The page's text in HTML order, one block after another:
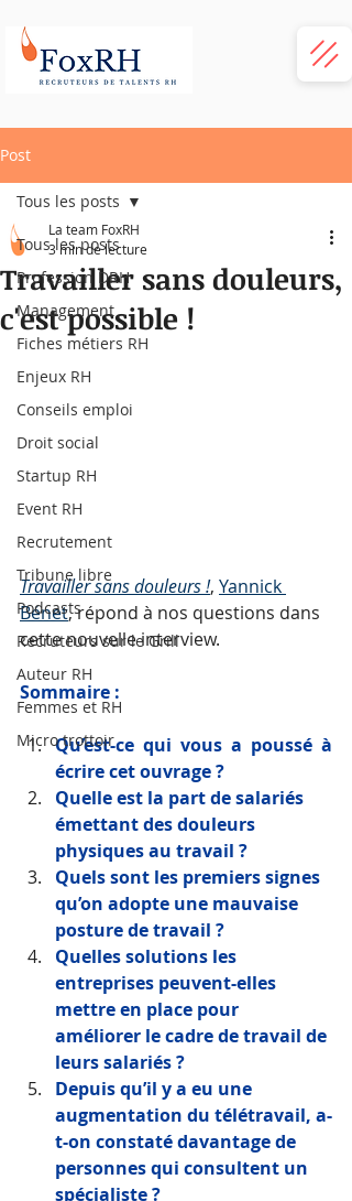
Post
Tous les posts
Profession DRH
Management
Fiches métiers RH
Enjeux RH
Conseils emploi
Droit social
Startup RH
Event RH
Recrutement
Tribune libre
Podcasts
Recruteurs sur le Grill
Auteur RH
Femmes et RH
Micro trottoir
Tous les posts
Travailler sans douleurs,
c'est possible !
La team FoxRH
3 min de lecture
Travailler sans douleurs !, Yannick
Bénet, répond à nos questions dans
cette nouvelle interview.
Sommaire :
Qu’est-ce qui vous a poussé à
écrire cet ouvrage ?
Quelle est la part de salariés
émettant des douleurs
physiques au travail ?
Quels sont les premiers signes
qu’on adopte une mauvaise
posture de travail ?
Quelles solutions les
entreprises peuvent-elles
mettre en place pour
améliorer le cadre de travail de
leurs salariés ?
Depuis qu’il y a eu une
augmentation du télétravail, a-
t-on constaté davantage de
personnes qui consultent un
spécialiste ?